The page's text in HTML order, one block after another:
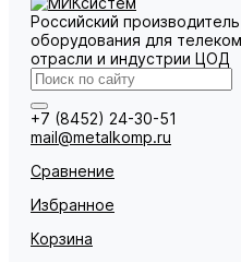
Российский производитель
оборудования для
отрасли и индустрии ЦОД
+7 (8452) 24-30-51
mail@metalkomp.ru
Сравнение
Избранное
Корзина